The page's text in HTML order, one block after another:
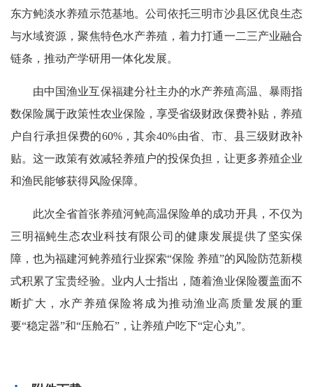
东方鲀淡水养殖示范基地。公司依托三明市沙县区优良生态
与水域资源，聚焦特色水产养殖，着力打通一二三产业融合
链条，推动产学研用一体化发展。
由中国渔业互保福建分社主办的水产养殖高温、暴雨指
数保险属于政策性农业保险，享受省级财政保费补贴，养殖
户自行承担保费的60%，其余40%由省、市、县三级财政补
贴。这一政策有效减轻养殖户的投保负担，让更多养殖企业
和渔民能够获得风险保障。
此次全省首张养殖河鲀高温保险单的成功开具，不仅为
三明福鲀生态农业科技有限公司的健康发展提供了坚实保
障，也为福建河鲀养殖行业探索“保险 养殖”的风险防范新模
式积累了宝贵经验。业内人士指出，随着渔业保险覆盖面不
断扩大，水产养殖保险将成为推动渔业高质量发展的重
要“稳定器”和“压舱石”，让养殖户吃下“定心丸”。